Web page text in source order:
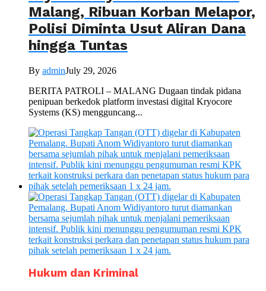
Malang, Ribuan Korban Melapor,
Polisi Diminta Usut Aliran Dana
hingga Tuntas
By adminJuly 29, 2026
BERITA PATROLI – MALANG Dugaan tindak pidana
penipuan berkedok platform investasi digital Kryocore
Systems (KS) mengguncang...
Hukum dan Kriminal